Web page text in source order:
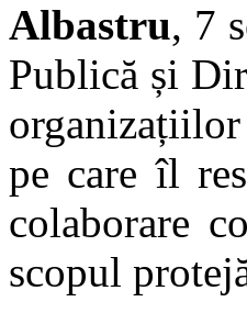
Albastru, 7
Publică și
pe care îl
colaborare
scopul